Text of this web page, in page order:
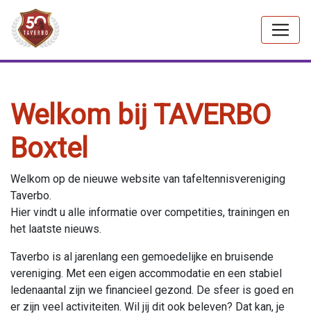
Welkom bij TAVERBO
Boxtel
Welkom op de nieuwe website van tafeltennisvereniging
Taverbo.
Hier vindt u alle informatie over competities, trainingen en
het laatste nieuws.
Taverbo is al jarenlang een gemoedelijke en bruisende
vereniging. Met een eigen accommodatie en een stabiel
ledenaantal zijn we financieel gezond. De sfeer is goed en
er zijn veel activiteiten. Wil jij dit ook beleven? Dat kan, je